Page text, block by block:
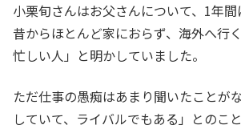
小栗旬さんはお父さんについて、1年間
昔からほとんど家におらず、海外へ行
忙しい人」と明かしていました。
ただ仕事の愚痴はあまり聞いたことが
していて、ライバルでもある」とのこと